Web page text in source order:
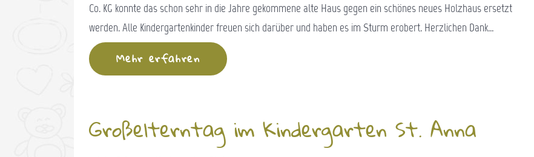
Co. KG konnte das schon sehr in die Jahre gekommene alte Haus gegen ein schönes neues Holzhaus ersetzt
werden. Alle Kindergartenkinder freuen sich darüber und haben es im Sturm erobert. Herzlichen Dank…
Mehr erfahren
Großelterntag im Kindergarten St. Anna